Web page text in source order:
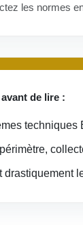
les normes
de lire :